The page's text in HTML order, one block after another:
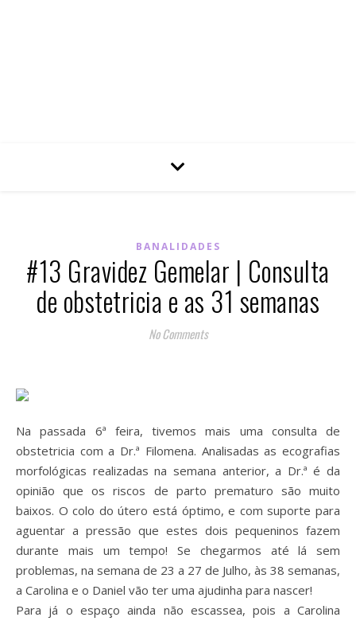
BANALIDADES
#13 Gravidez Gemelar | Consulta
de obstetricia e as 31 semanas
No Comments
Na passada 6ª feira, tivemos mais uma consulta de
obstetricia com a Dr.ª Filomena. Analisadas as ecografias
morfológicas realizadas na semana anterior, a Dr.ª é da
opinião que os riscos de parto prematuro são muito
baixos. O colo do útero está óptimo, e com suporte para
aguentar a pressão que estes dois pequeninos fazem
durante mais um tempo! Se chegarmos até lá sem
problemas, na semana de 23 a 27 de Julho, às 38 semanas,
a Carolina e o Daniel vão ter uma ajudinha para nascer!
Para já o espaço ainda não escassea, pois a Carolina